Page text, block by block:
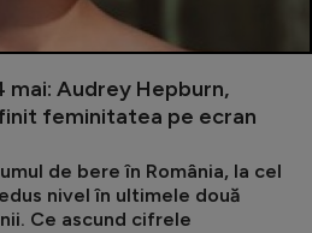
mai: Audrey Hepburn,
feminitatea pe ecran
de bere în România, la cel
nivel în ultimele două
Ce ascund cifrele